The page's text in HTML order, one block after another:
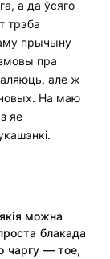
а да ўсяго
трэба
прычыну
пра
але ж
На маю
яе
можна
блакада
чаргу — тое,